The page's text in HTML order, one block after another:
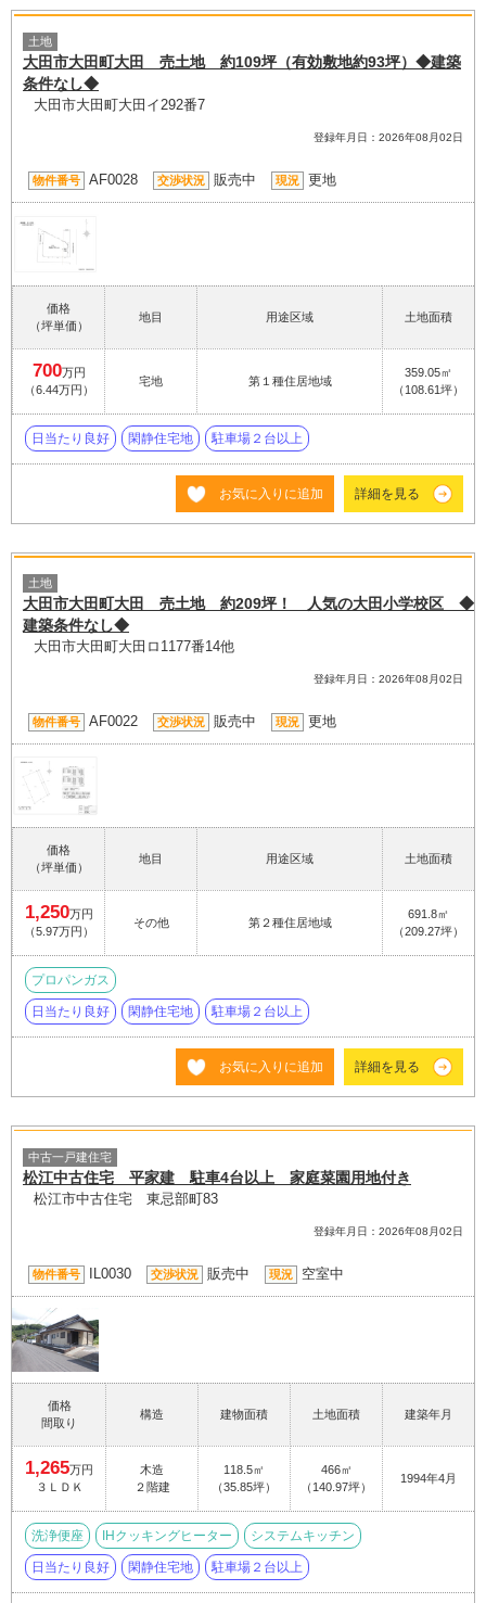
土地
大田市大田町大田 売土地 約109坪（有効敷地約93坪）◆建築
条件なし◆
大田市大田町大田イ292番7
登録年月日：2026年08月02日
物件番号 AF0028 交渉状況 販売中 現況 更地
価格
（坪単価）
地目 用途区域 土地面積
700万円
（6.44万円）
宅地 第１種住居地域
359.05㎡
（108.61坪）
日当たり良好 閑静住宅地 駐車場２台以上
お気に入りに追加 詳細を見る
土地
大田市大田町大田 売土地 約209坪！ 人気の大田小学校区 ◆
建築条件なし◆
大田市大田町大田ロ1177番14他
登録年月日：2026年08月02日
物件番号 AF0022 交渉状況 販売中 現況 更地
価格
（坪単価）
地目 用途区域 土地面積
1,250万円
（5.97万円）
その他 第２種住居地域
691.8㎡
（209.27坪）
プロパンガス
日当たり良好 閑静住宅地 駐車場２台以上
お気に入りに追加 詳細を見る
中古一戸建住宅
松江中古住宅 平家建 駐車4台以上 家庭菜園用地付き
松江市中古住宅 東忌部町83
登録年月日：2026年08月02日
物件番号 IL0030 交渉状況 販売中 現況 空室中
価格
間取り
構造 建物面積 土地面積 建築年月
1,265万円
３ＬＤＫ
木造
２階建
118.5㎡
（35.85坪）
466㎡
（140.97坪）
1994年4月
洗浄便座 IHクッキングヒーター システムキッチン
日当たり良好 閑静住宅地 駐車場２台以上